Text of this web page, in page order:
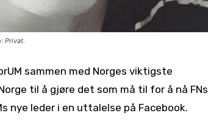
Privat.
sammen med Norges viktigste
til å gjøre det som må til for å nå FNs
nye leder i en uttalelse på Facebook.